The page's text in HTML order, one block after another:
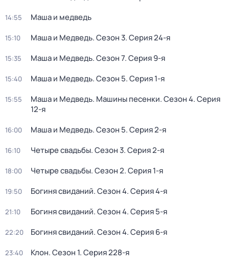
14:55 Маша и медведь
15:10 Маша и Медведь. Сезон 3. Серия 24-я
15:35 Маша и Медведь. Сезон 7. Серия 9-я
15:40 Маша и Медведь. Сезон 5. Серия 1-я
15:55 Маша и Медведь. Машины песенки. Сезон 4. Серия
12-я
16:00 Маша и Медведь. Сезон 5. Серия 2-я
16:10 Четыре свадьбы. Сезон 3. Серия 2-я
18:00 Четыре свадьбы. Сезон 2. Серия 1-я
19:50 Богиня свиданий. Сезон 4. Серия 4-я
21:10 Богиня свиданий. Сезон 4. Серия 5-я
22:20 Богиня свиданий. Сезон 4. Серия 6-я
23:40 Клон. Сезон 1. Серия 228-я